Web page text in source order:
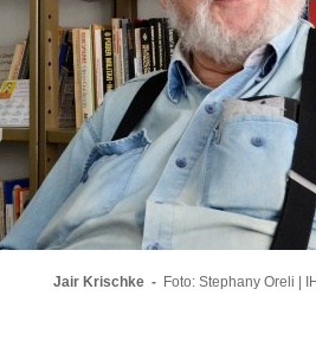
Jair Krischke - Foto: Stephany Oreli |